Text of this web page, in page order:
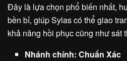
Đây là lựa chọn phổ biến nhất,
bền bỉ, giúp Sylas có thể giao
khả năng hồi phục cũng như sát
Nhánh chính: Chuẩn Xác